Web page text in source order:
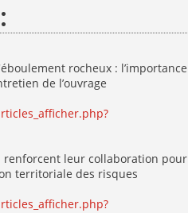
rocheux : l’importance
de l’ouvrage
renforcent leur collaboration pour
territoriale des risques